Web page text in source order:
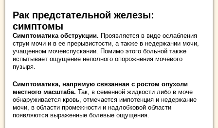
Рак предстательной железы:
симптомы
Симптоматика обструкции. Проявляется в виде ослабления
струи мочи и в ее прерывистости, а также в недержании мочи,
учащенном мочеиспускании. Помимо этого больной также
испытывает ощущение неполного опорожнения мочевого
пузыря.
Симптоматика, напрямую связанная с ростом опухоли
местного масштаба. Так, в семенной жидкости либо в моче
обнаруживается кровь, отмечается импотенция и недержание
мочи, в области промежности и надлобковой области
появляются выраженные болевые ощущения.